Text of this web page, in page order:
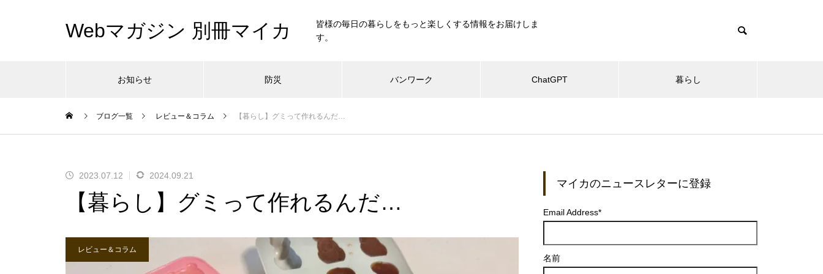
Webマガジン 別冊マイカ
皆様の毎日の暮らしをもっと楽しくする情報をお届けしま
す。
お知らせ 防災 バンワーク ChatGPT 暮らし
ブログ一覧 レビュー＆コラム 【暮らし】グミって作れるんだ…
2023.07.12 2024.09.21
【暮らし】グミって作れるんだ…
レビュー＆コラム
マイカのニュースレターに登録
Email Address*
名前